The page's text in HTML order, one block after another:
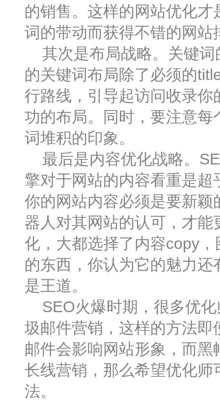
的销售。这样的网站优化
词的带动而获得不错的网站
其次是布局战略。关键词
的关键词布局除了必须的
行路线，引导起访问收录
功的布局。同时，要注意
词堆积的印象。
最后是内容优化战略。
擎对于网站的内容看重是
你的网站内容必须是要新
器人对其网站的认可，才
化，大都选择了内容copy
的东西，你认为它的魅力
是王道。
SEO火爆时期，很多优化
圾邮件营销，这样的方法
邮件会影响网站形象，而
长线营销，那么希望优化
法。